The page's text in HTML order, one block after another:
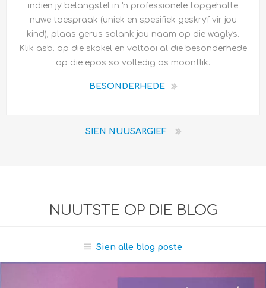
indien jy belangstel in 'n professionele topgehalte
nuwe toespraak (uniek en spesifiek geskryf vir jou
kind), plaas gerus solank jou naam op die waglys.
Klik asb. op die skakel en voltooi al die besonderhede
op die epos so volledig as moontlik.
BESONDERHEDE
SIEN NUUSARGIEF
NUUTSTE OP DIE BLOG
Sien alle blog poste